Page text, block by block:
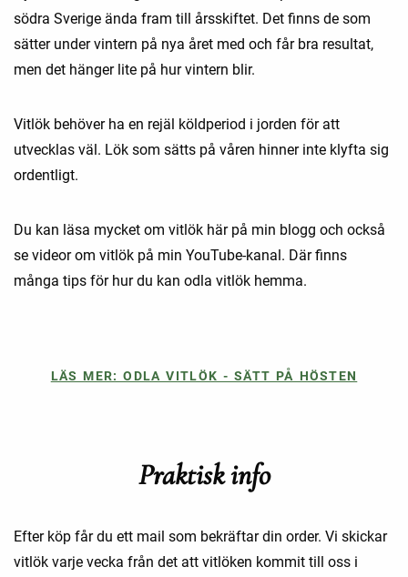
södra Sverige ända fram till årsskiftet. Det finns de som
sätter under vintern på nya året med och får bra resultat,
men det hänger lite på hur vintern blir.
Vitlök behöver ha en rejäl köldperiod i jorden för att
utvecklas väl. Lök som sätts på våren hinner inte klyfta sig
ordentligt.
Du kan läsa mycket om vitlök här på min blogg och också
se videor om vitlök på min YouTube-kanal. Där finns
många tips för hur du kan odla vitlök hemma.
LÄS MER: ODLA VITLÖK - SÄTT PÅ HÖSTEN
Praktisk info
Efter köp får du ett mail som bekräftar din order. Vi skickar
vitlök varje vecka från det att vitlöken kommit till oss i